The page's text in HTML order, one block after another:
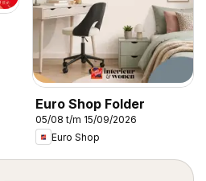
Euro Shop Folder
05/08 t/m 15/09/2026
Euro Shop